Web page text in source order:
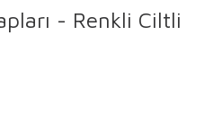
- Renkli Ciltli